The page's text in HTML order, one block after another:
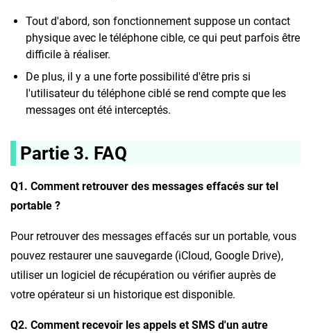
Tout d'abord, son fonctionnement suppose un contact
physique avec le téléphone cible, ce qui peut parfois être
difficile à réaliser.
De plus, il y a une forte possibilité d'être pris si
l'utilisateur du téléphone ciblé se rend compte que les
messages ont été interceptés.
Partie 3. FAQ
Q1. Comment retrouver des messages effacés sur tel
portable ?
Pour retrouver des messages effacés sur un portable, vous
pouvez restaurer une sauvegarde (iCloud, Google Drive),
utiliser un logiciel de récupération ou vérifier auprès de
votre opérateur si un historique est disponible.
Q2. Comment recevoir les appels et SMS d'un autre